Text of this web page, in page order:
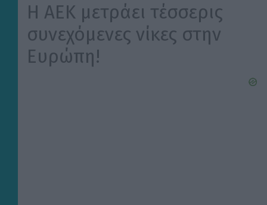
Η ΑΕΚ μετράει τέσσερις
συνεχόμενες νίκες στην
Ευρώπη!